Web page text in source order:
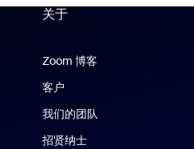
关于
Zoom 博客
客户
我们的团队
招贤纳士